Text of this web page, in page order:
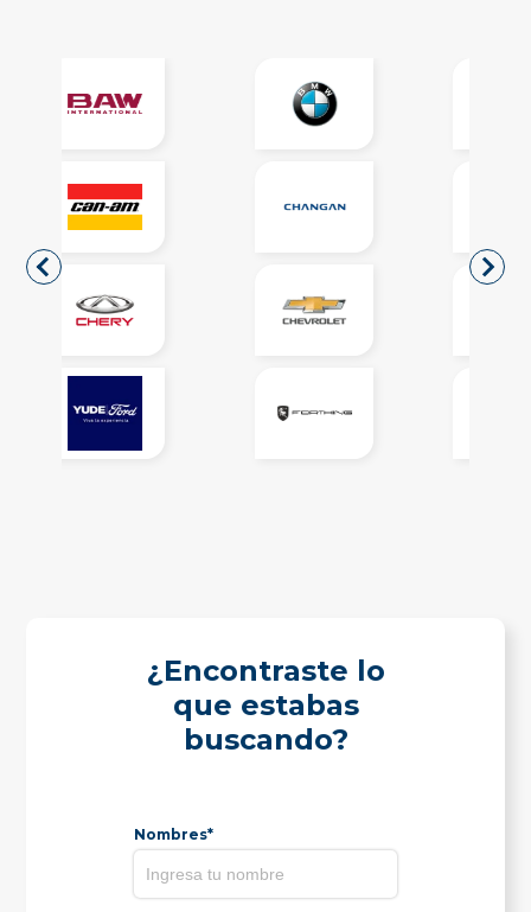
¿Encontraste lo
que estabas
buscando?
Nombres*